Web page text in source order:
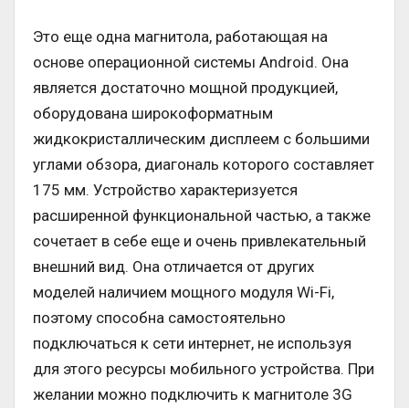
Это еще одна магнитола, работающая на
основе операционной системы Android. Она
является достаточно мощной продукцией,
оборудована широкоформатным
жидкокристаллическим дисплеем с большими
углами обзора, диагональ которого составляет
175 мм. Устройство характеризуется
расширенной функциональной частью, а также
сочетает в себе еще и очень привлекательный
внешний вид. Она отличается от других
моделей наличием мощного модуля Wi-Fi,
поэтому способна самостоятельно
подключаться к сети интернет, не используя
для этого ресурсы мобильного устройства. При
желании можно подключить к магнитоле 3G